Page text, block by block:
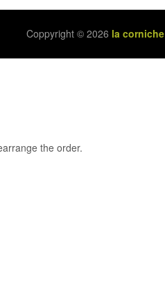
Coppyright © 2026 la
the order.